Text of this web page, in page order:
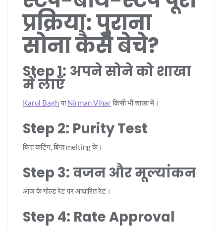
प्रक्रिया: पुराना
सोना कैसे बेचे?
Step 1: अपने सोने को शाखा
में लाएँ
Karol BaghयाNirman Viharकिसी भी शाखा में।
Step 2: Purity Test
बिना कटिंग, बिना melting के।
Step 3: वजन और मूल्यांकन
आज के गोल्ड रेट पर आधारित रेट।
Step 4: Rate Approval